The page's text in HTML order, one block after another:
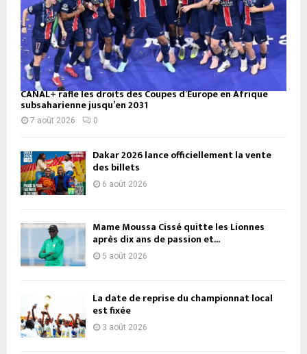
CANAL+ rafle les droits des Coupes d’Europe en Afrique
subsaharienne jusqu’en 2031
7 août 2026 0
Dakar 2026 lance officiellement la vente
des billets
6 août 2026
Mame Moussa Cissé quitte les Lionnes
après dix ans de passion et...
5 août 2026
La date de reprise du championnat local
est fixée
3 août 2026